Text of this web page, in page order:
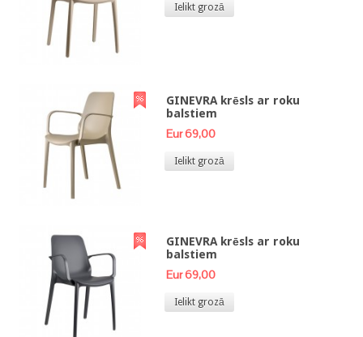
Ielikt grozā
GINEVRA krēsls ar roku
balstiem
Eur 69,00
Ielikt grozā
GINEVRA krēsls ar roku
balstiem
Eur 69,00
Ielikt grozā